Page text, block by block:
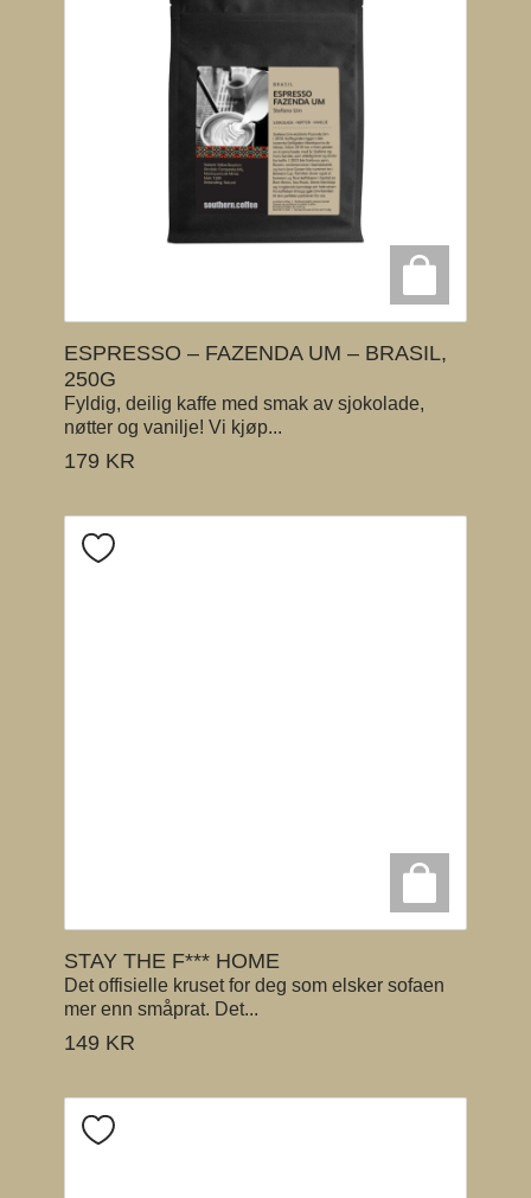
ESPRESSO – FAZENDA UM – BRASIL,
250G
Fyldig, deilig kaffe med smak av sjokolade,
nøtter og vanilje! Vi kjøp...
179 KR
STAY THE F*** HOME
Det offisielle kruset for deg som elsker sofaen
mer enn småprat. Det...
149 KR